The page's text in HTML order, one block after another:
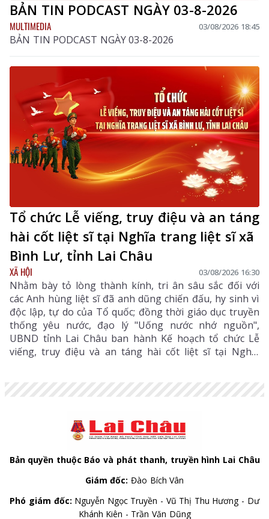
BẢN TIN PODCAST NGÀY 03-8-2026
MULTIMEDIA 03/08/2026 18:45
BẢN TIN PODCAST NGÀY 03-8-2026
Tổ chức Lễ viếng, truy điệu và an táng
hài cốt liệt sĩ tại Nghĩa trang liệt sĩ xã
Bình Lư, tỉnh Lai Châu
XÃ HỘI 03/08/2026 16:30
Nhằm bày tỏ lòng thành kính, tri ân sâu sắc đối với
các Anh hùng liệt sĩ đã anh dũng chiến đấu, hy sinh vì
độc lập, tự do của Tổ quốc; đồng thời giáo dục truyền
thống yêu nước, đạo lý "Uống nước nhớ nguồn",
UBND tỉnh Lai Châu ban hành Kế hoạch tổ chức Lễ
viếng, truy điệu và an táng hài cốt liệt sĩ tại Nghĩa
Bản quyền thuộc Báo và phát thanh, truyền hình Lai Châu
Giám đốc: Đào Bích Vân
Phó giám đốc: Nguyễn Ngọc Truyền - Vũ Thị Thu Hương - Dư
Khánh Kiên - Trần Văn Dũng